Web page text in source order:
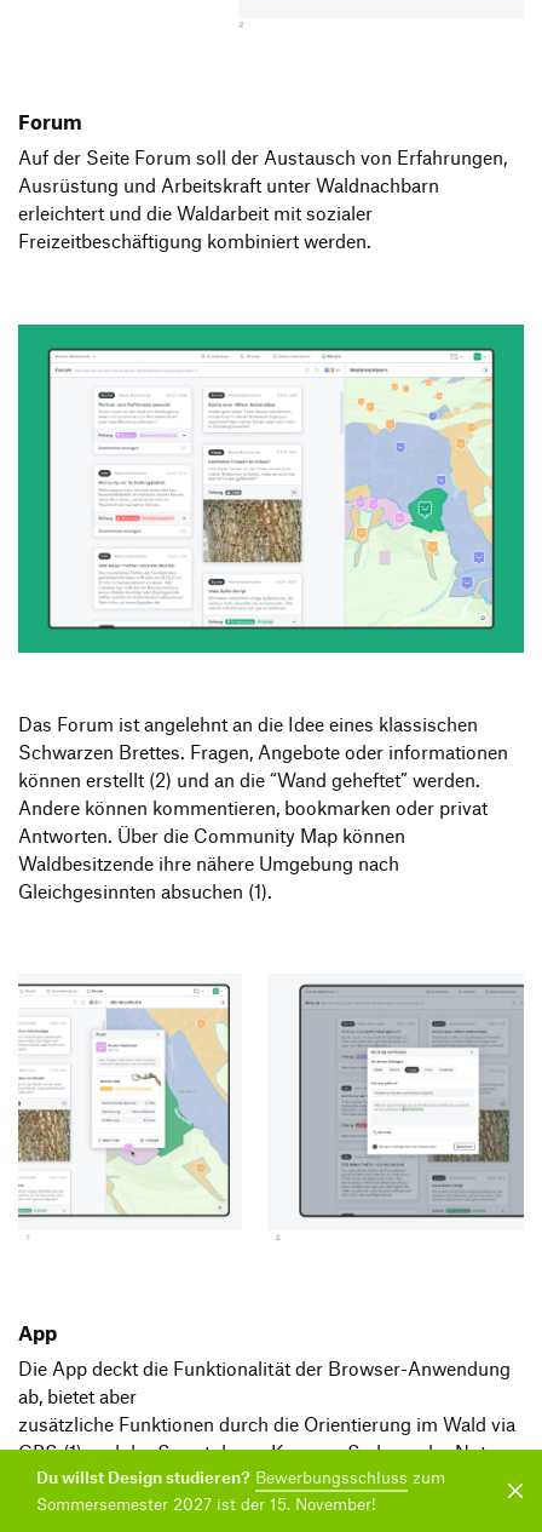
Du willst Design studieren? Bewerbungsschluss zum
Sommersemester 2027 ist der 15. November!
Forum
Auf der Seite Forum soll der Austausch von Erfahrungen,
Ausrüstung und Arbeitskraft unter Waldnachbarn
erleichtert und die Waldarbeit mit sozialer
Freizeitbeschäftigung kombiniert werden.
Das Forum ist angelehnt an die Idee eines klassischen
Schwarzen Brettes. Fragen, Angebote oder informationen
können erstellt (2) und an die “Wand geheftet” werden.
Andere können kommentieren, bookmarken oder privat
Antworten. Über die Community Map können
Waldbesitzende ihre nähere Umgebung nach
Gleichgesinnten absuchen (1).
App
Die App deckt die Funktionalität der Browser-Anwendung
ab, bietet aber
zusätzliche Funktionen durch die Orientierung im Wald via
GPS (1) und der Smartphone-Kamera. So kann der Nutzer
beispielsweise, mithilfe von Bilderkennung, unbekannte
Arten identifizieren (2). Neben dem Lerneffekt können so